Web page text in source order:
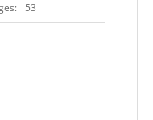
53